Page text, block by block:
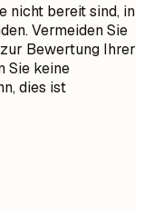
nicht bereit sind, in
Vermeiden Sie
Bewertung Ihrer
Sie keine
dies ist